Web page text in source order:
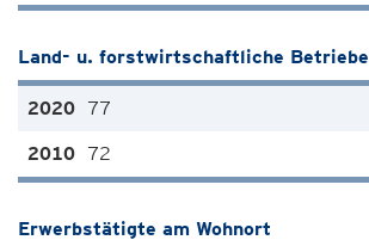
Land- u. forstwirtschaftliche Betriebe
77
72
Erwerbstätigte am Wohnort